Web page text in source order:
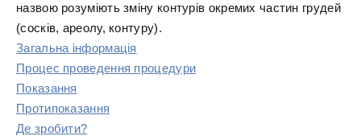
назвою розуміють зміну контурів окремих частин грудей
(сосків, ареолу, контуру).
Загальна інформація
Процес проведення процедури
Показання
Протипоказання
Де зробити?